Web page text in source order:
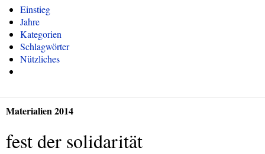
Einstieg
Jahre
Kategorien
Schlagwörter
Nützliches
Materialien 2014
fest der solidarität